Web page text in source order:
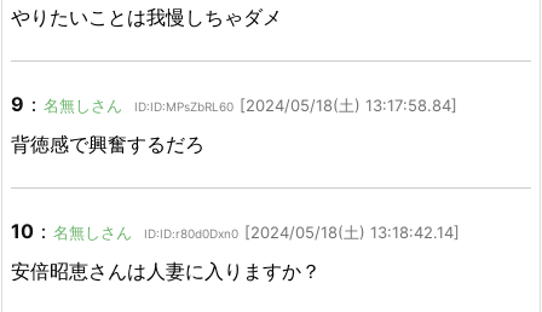
やりたいことは我慢しちゃダメ
9 ： 名無しさん ID:ID:MPsZbRL60 [2024/05/18(土) 13:17:58.84]
背徳感で興奮するだろ
10 ： 名無しさん ID:ID:r80d0Dxn0 [2024/05/18(土) 13:18:42.14]
安倍昭恵さんは人妻に入りますか？